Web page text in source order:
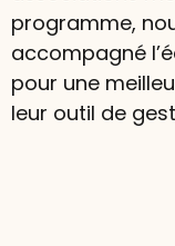
programme,
accompagné
pour une
leur outil de